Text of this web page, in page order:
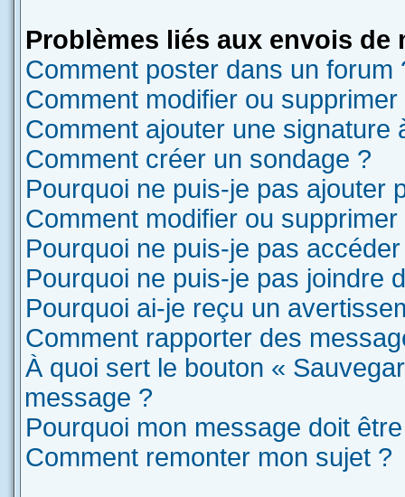
Problèmes liés aux envois de
Comment poster dans un forum
Comment modifier ou
Comment ajouter une signature
Comment créer un sondage ?
Pourquoi ne puis-je pas ajouter
Comment modifier ou
Pourquoi ne puis-je pas
Pourquoi ne puis-je pas joindre
Pourquoi ai-je reçu un
Comment rapporter des
À quoi sert le bouton «
message ?
Pourquoi mon message doit
Comment remonter mon sujet ?